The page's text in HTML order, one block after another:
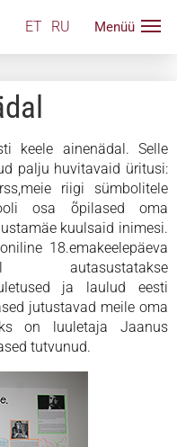
ET RU
keele ainenädal. Selle
palju huvitavaid üritusi:
riigi sümbolitele
osa õpilased oma
kuulsaid inimesi.
18.emakeelepäeva
autasustatakse
ja laulud eesti
jutustavad meile oma
on luuletaja Jaanus
tutvunud.